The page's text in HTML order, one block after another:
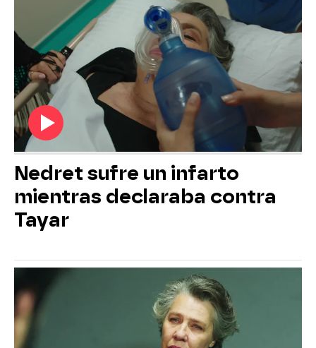
Nedret sufre un infarto
mientras declaraba contra
Tayar